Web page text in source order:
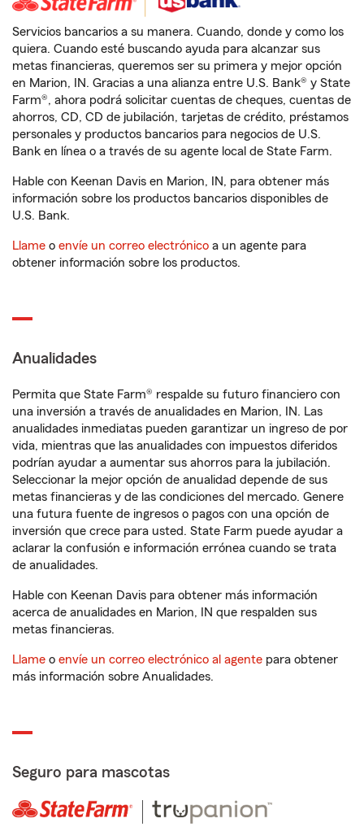
Servicios bancarios a su manera. Cuando, donde y como los
quiera. Cuando esté buscando ayuda para alcanzar sus
metas financieras, queremos ser su primera y mejor opción
en Marion, IN. Gracias a una alianza entre U.S. Bank® y State
Farm®, ahora podrá solicitar cuentas de cheques, cuentas de
ahorros, CD, CD de jubilación, tarjetas de crédito, préstamos
personales y productos bancarios para negocios de U.S.
Bank en línea o a través de su agente local de State Farm.
Hable con Keenan Davis en Marion, IN, para obtener más
información sobre los productos bancarios disponibles de
U.S. Bank.
Llame o envíe un correo electrónico a un agente para
obtener información sobre los productos.
Anualidades
Permita que State Farm® respalde su futuro financiero con
una inversión a través de anualidades en Marion, IN. Las
anualidades inmediatas pueden garantizar un ingreso de por
vida, mientras que las anualidades con impuestos diferidos
podrían ayudar a aumentar sus ahorros para la jubilación.
Seleccionar la mejor opción de anualidad depende de sus
metas financieras y de las condiciones del mercado. Genere
una futura fuente de ingresos o pagos con una opción de
inversión que crece para usted. State Farm puede ayudar a
aclarar la confusión e información errónea cuando se trata
de anualidades.
Hable con Keenan Davis para obtener más información
acerca de anualidades en Marion, IN que respalden sus
metas financieras.
Llame o envíe un correo electrónico al agente para obtener
más información sobre Anualidades.
Seguro para mascotas